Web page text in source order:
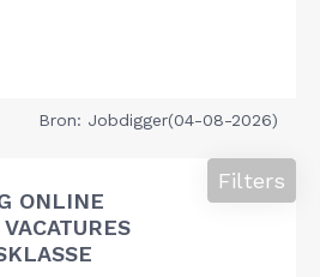
Bron: Jobdigger(04-08-2026)
ONLINE
Filters